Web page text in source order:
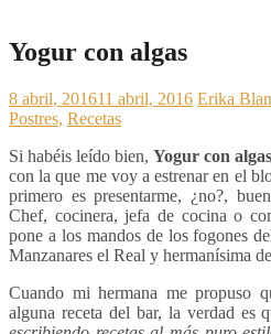
Yogur con algas
8 abril, 201611 abril, 2016 Erika
Postres, Recetas
Si habéis leído bien, Yogur con algas
con la que me voy a estrenar en el
primero es presentarme, ¿no?,
Chef, cocinera, jefa de cocina o
pone a los mandos de los fogones
Manzanares el Real y hermanísima
Cuando mi hermana me propuso
alguna receta del bar, la verdad es